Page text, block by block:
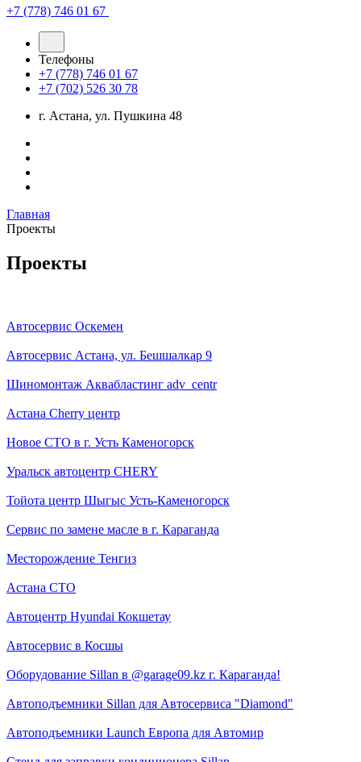
+7 (778) 746 01 67
Телефоны
+7 (778) 746 01 67
+7 (702) 526 30 78
г. Астана, ул. Пушкина 48
Главная
Проекты
Проекты
Автосервис Оскемен
Автосервис Астана, ул. Бешшалкар 9
Шиномонтаж Аквабластинг adv_centr
Астана Cherry центр
Новое СТО в г. Усть Каменогорск
Уральск автоцентр CHERY
Тойота центр Шыгыс Усть-Каменогорск
Сервис по замене масле в г. Караганда
Месторождение Тенгиз
Астана СТО
Автоцентр Hyundai Кокшетау
Автосервис в Косшы
Оборудование Sillan в @garage09.kz г. Караганда!
Автоподъемники Sillan для Автосервиса "Diamond"
Автоподъемники Launch Европа для Автомир